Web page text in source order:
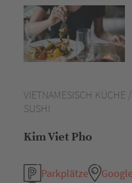
VIETNAMESISCH KÜCHE
SUSHI
Kim Viet Pho
Parkplätze